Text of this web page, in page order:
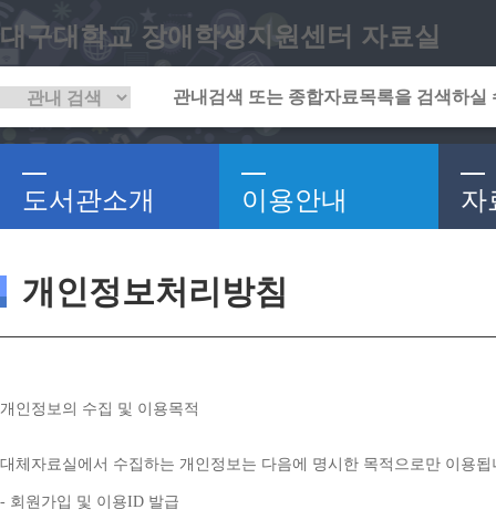
대구대학교 장애학생지원센터 자료실
도서관소개 이용안내 자
개인정보처리방침
개인정보의 수집 및 이용목적
대체자료실에서 수집하는 개인정보는 다음에 명시한 목적으로만 이용됩
- 회원가입 및 이용ID 발급